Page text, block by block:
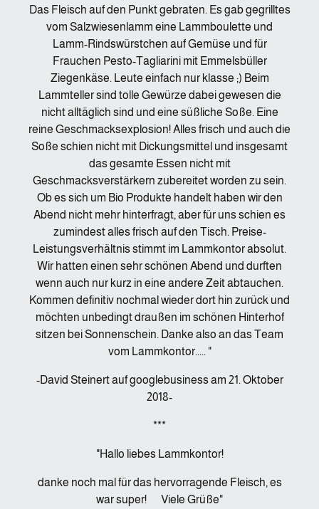
Das Fleisch auf den Punkt gebraten. Es gab gegrilltes
vom Salzwiesenlamm eine Lammboulette und
Lamm-Rindswürstchen auf Gemüse und für
Frauchen Pesto-Tagliarini mit Emmelsbüller
Ziegenkäse. Leute einfach nur klasse ;) Beim
Lammteller sind tolle Gewürze dabei gewesen die
nicht alltäglich sind und eine süßliche Soße. Eine
reine Geschmacksexplosion! Alles frisch und auch die
Soße schien nicht mit Dickungsmittel und insgesamt
das gesamte Essen nicht mit
Geschmacksverstärkern zubereitet worden zu sein.
Ob es sich um Bio Produkte handelt haben wir den
Abend nicht mehr hinterfragt, aber für uns schien es
zumindest alles frisch auf den Tisch. Preise-
Leistungsverhältnis stimmt im Lammkontor absolut.
Wir hatten einen sehr schönen Abend und durften
wenn auch nur kurz in eine andere Zeit abtauchen.
Kommen definitiv nochmal wieder dort hin zurück und
möchten unbedingt draußen im schönen Hinterhof
sitzen bei Sonnenschein. Danke also an das Team
vom Lammkontor..... "
-David Steinert auf googlebusiness am 21. Oktober
2018-
***
"Hallo liebes Lammkontor!
danke noch mal für das hervorragende Fleisch, es
war super! Viele Grüße"